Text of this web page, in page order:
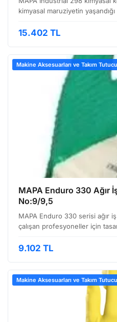
kimyasal maruziyetin
baskı ve laboratuvar gibi
15.402 TL
Makine Aksesuarları ve Takım
MAPA Enduro 330 Ağır
No:9/9,5
MAPA Enduro 330 serisi ağır
çalışan profesyoneller için
sektörlerde yoğun kullanıma
9.102 TL
Makine Aksesuarları ve Takım